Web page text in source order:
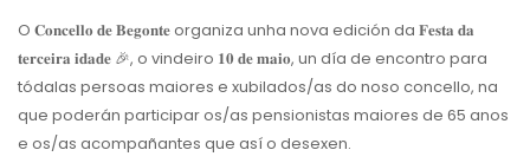
O 𝐂𝐨𝐧𝐜𝐞𝐥𝐥𝐨 𝐝𝐞 𝐁𝐞𝐠𝐨𝐧𝐭𝐞 organiza unha nova edición da 𝐅𝐞𝐬𝐭𝐚 𝐝𝐚
𝐭𝐞𝐫𝐜𝐞𝐢𝐫𝐚 𝐢𝐝𝐚𝐝𝐞 🎉, o vindeiro 𝟏𝟎 𝐝𝐞 𝐦𝐚𝐢𝐨, un día de encontro para
tódalas persoas maiores e xubilados/as do noso concello, na
que poderán participar os/as pensionistas maiores de 65 anos
e os/as acompañantes que así o desexen.